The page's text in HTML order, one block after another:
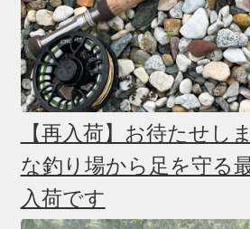
【再入荷】お待たせし
な釣り場から足を守る
入荷です